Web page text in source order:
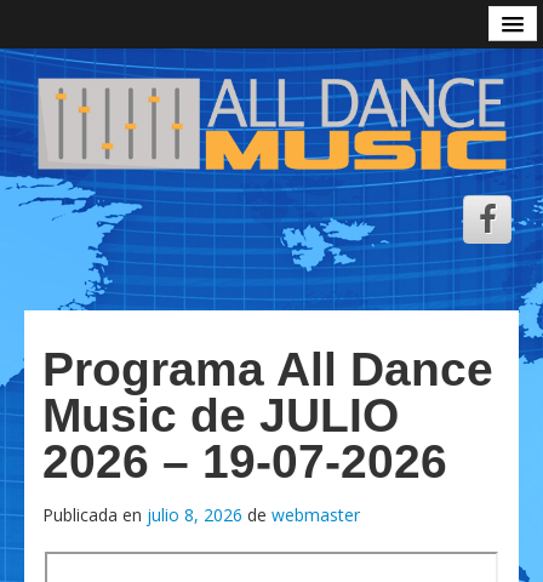
Podcast All Dance Music
Zona Descarga ADM
Sesiones
Radio
Emisoras de Radio
Video Show
Aviso Legal
Personalizar Cookies
Política de Cookies
Política de Privacidad
Programa All Dance
Music de JULIO
2026 – 19-07-2026
Publicada en julio 8, 2026 de webmaster